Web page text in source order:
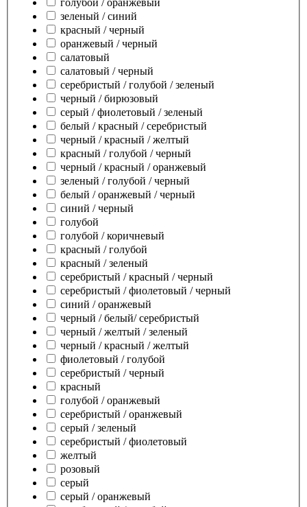
голубой / оранжевый
зеленый / синий
красный / черный
оранжевый / черный
салатовый
салатовый / черный
серебристый / голубой / зеленый
черный / бирюзовый
серый / фиолетовый / зеленый
белый / красный / серебристый
черный / красный / желтый
красный / голубой / черный
черный / красный / оранжевый
зеленый / голубой / черный
белый / оранжевый / черный
синий / черный
голубой
голубой / коричневый
красный / голубой
красный / зеленый
серебристый / красный / черный
серебристый / фиолетовый / черный
синий / оранжевый
черный / белый/ серебристый
черный / желтый / зеленый
черный / красный / желтый
фиолетовый / голубой
серебристый / черный
красный
голубой / оранжевый
серебристый / оранжевый
серый / зеленый
серебристый / фиолетовый
желтый
розовый
серый
серый / оранжевый